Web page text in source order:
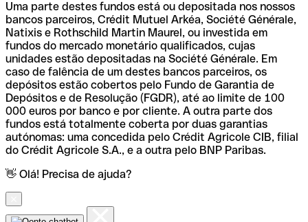
Uma parte destes fundos está ou depositada nos nossos
bancos parceiros, Crédit Mutuel Arkéa, Société Générale,
Natixis e Rothschild Martin Maurel, ou investida em
fundos do mercado monetário qualificados, cujas
unidades estão depositadas na Société Générale. Em
caso de falência de um destes bancos parceiros, os
depósitos estão cobertos pelo Fundo de Garantia de
Depósitos e de Resolução (FGDR), até ao limite de 100
000 euros por banco e por cliente. A outra parte dos
fundos está totalmente coberta por duas garantias
autónomas: uma concedida pelo Crédit Agricole CIB, filial
do Crédit Agricole S.A., e a outra pelo BNP Paribas.
👋 Olá! Precisa de ajuda?